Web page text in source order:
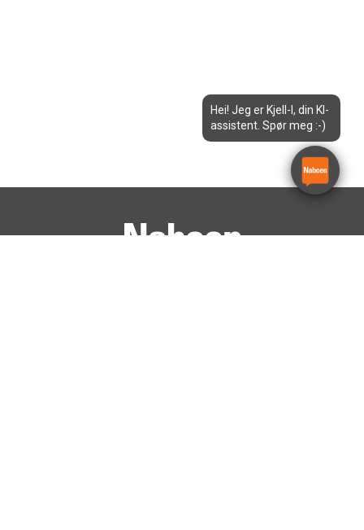
Hei! Jeg er Kjell-I, din KI-
assistent. Spør meg :-)